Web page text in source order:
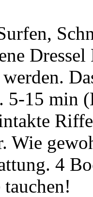
5-15 min
Wie
4